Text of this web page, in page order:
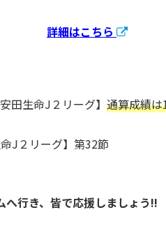
詳細はこちら
田生命J２リーグ】 通算成績
J２リーグ】第32節
へ行き、皆で応援しましょう!!